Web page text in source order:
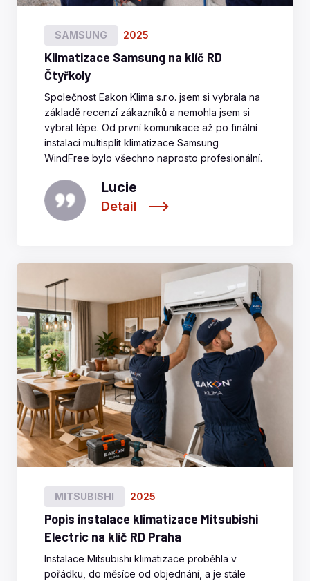
SAMSUNG 2025
Klimatizace Samsung na klíč RD
Čtyřkoly
Společnost Eakon Klima s.r.o. jsem si vybrala na
základě recenzí zákazníků a nemohla jsem si
vybrat lépe. Od první komunikace až po finální
instalaci multisplit klimatizace Samsung
WindFree bylo všechno naprosto profesionální.
Lucie
Detail
MITSUBISHI 2025
Popis instalace klimatizace Mitsubishi
Electric na klíč RD Praha
Instalace Mitsubishi klimatizace proběhla v
pořádku, do měsíce od objednání, a je stále